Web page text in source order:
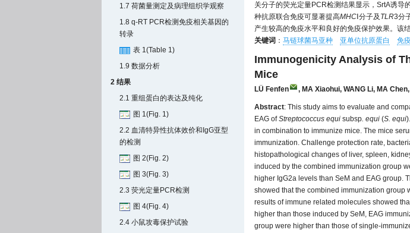
1.7 荷菌量测定及病理组织学观察
1.8 q-RT PCR检测免疫相关基因的
转录
表 1(Table 1)
1.9 数据分析
2 结果
2.1 重组蛋白的表达及纯化
图 1(Fig. 1)
2.2 血清特异性抗体效价和IgG亚型
的检测
图 2(Fig. 2)
图 3(Fig. 3)
2.3 荧光定量PCR检测
图 4(Fig. 4)
2.4 小鼠攻毒保护试验
关分子的荧光定量PCR检测结果显示，SrtA诱导
种抗原联合免疫可显著提高MHC Ⅰ分子及 TLR3分
产生较高的免疫水平和良好的免疫保护效果。该
关键词 ： 马链球菌马亚种 亚单位抗原蛋白 免
Immunogenicity Analysis of
Mice
LÜ Fenfen , MA Xiaohui, WANG Li, MA
Abstract: This study aims to evaluate and
EAG ofStreptococcus equi subsp. equi (S. equi
in combination to immunize mice. The mice
immunization. Challenge protection rate,
histopathological changes of liver, spleen,
induced by the combined immunization group
higher IgG2a levels than SeM and EAG group.
showed that the combined immunization group
results of immune related molecules showed
higher than those induced by SeM, EAG
group were higher than those of single-